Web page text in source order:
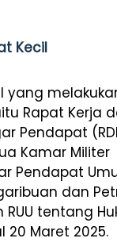
Kecil
yang
Rapat Kerja
Pendapat
Kamar Militer
Pendapat
dan
tentang
20 Maret 2025.